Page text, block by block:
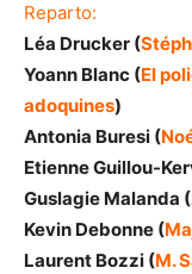
Reparto:
Léa Drucker (
Yoann Blanc (El
adoquines)
Antonia Buresi (
Etienne Guillou-
Guslagie Malanda (
Kevin Debonne (
Laurent Bozzi (M.